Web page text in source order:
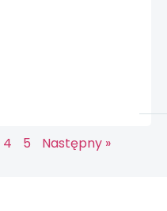
4 5 Następny »